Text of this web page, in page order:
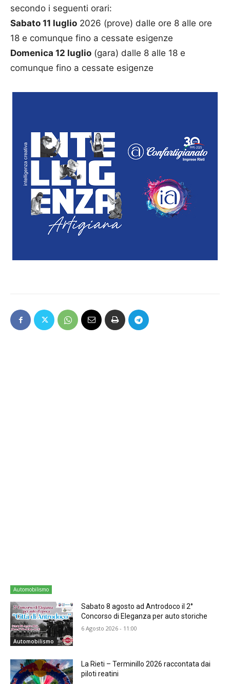
secondo i seguenti orari:
Sabato 11 luglio 2026 (prove) dalle ore 8 alle ore
18 e comunque fino a cessate esigenze
Domenica 12 luglio (gara) dalle 8 alle 18 e
comunque fino a cessate esigenze
Automobilismo
Automobilismo
Sabato 8 agosto ad Antrodoco il 2°
Concorso di Eleganza per auto storiche
6 Agosto 2026 - 11:00
La Rieti – Terminillo 2026 raccontata dai
piloti reatini